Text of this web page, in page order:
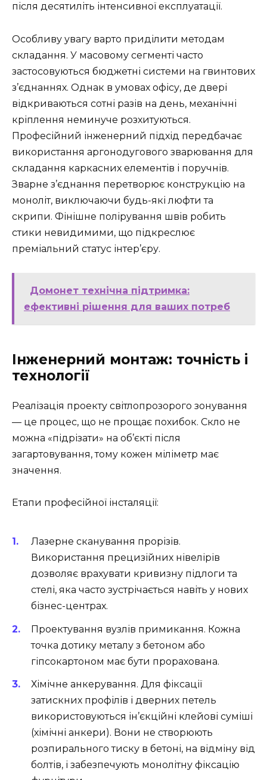
після десятиліть інтенсивної експлуатації.
Особливу увагу варто приділити методам
складання. У масовому сегменті часто
застосовуються бюджетні системи на гвинтових
з’єднаннях. Однак в умовах офісу, де двері
відкриваються сотні разів на день, механічні
кріплення неминуче розхитуються.
Професійний інженерний підхід передбачає
використання аргонодугового зварювання для
складання каркасних елементів і поручнів.
Зварне з’єднання перетворює конструкцію на
моноліт, виключаючи будь-які люфти та
скрипи. Фінішне полірування швів робить
стики невидимими, що підкреслює
преміальний статус інтер’єру.
Домонет технічна підтримка:
ефективні рішення для ваших потреб
Інженерний монтаж: точність і
технології
Реалізація проекту світлопрозорого зонування
— це процес, що не прощає похибок. Скло не
можна «підрізати» на об’єкті після
загартовування, тому кожен міліметр має
значення.
Етапи професійної інсталяції:
Лазерне сканування прорізів.
Використання прецизійних нівелірів
дозволяє врахувати кривизну підлоги та
стелі, яка часто зустрічається навіть у нових
бізнес-центрах.
Проектування вузлів примикання. Кожна
точка дотику металу з бетоном або
гіпсокартоном має бути прорахована.
Хімічне анкерування. Для фіксації
затискних профілів і дверних петель
використовуються ін’єкційні клейові суміші
(хімічні анкери). Вони не створюють
розпирального тиску в бетоні, на відміну від
болтів, і забезпечують монолітну фіксацію